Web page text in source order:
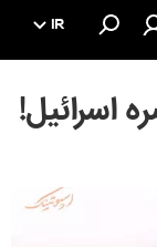
IR
اسرائیل!